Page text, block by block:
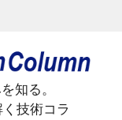
知る。
技術コラ